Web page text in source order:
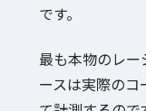
です。
最も本物のレ
ースは実際の